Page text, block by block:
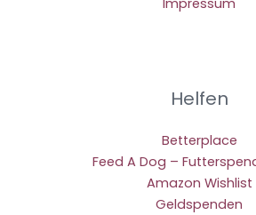
Helfen
Betterplace
Feed A Dog –
Amazon Wishlist
Geldspenden